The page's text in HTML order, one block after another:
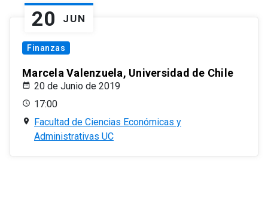
20 JUN
Finanzas
Marcela Valenzuela, Universidad de Chile
20 de Junio de 2019
17:00
Facultad de Ciencias Económicas y
Administrativas UC